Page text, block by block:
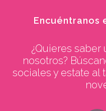
Encuéntranos
¿Quieres
nosotros?
sociales y estate al